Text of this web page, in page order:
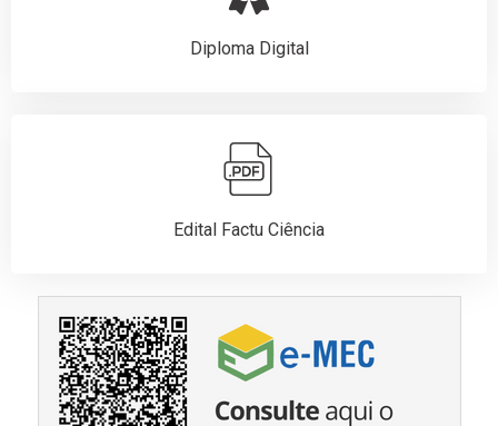
Diploma Digital
Edital Factu Ciência